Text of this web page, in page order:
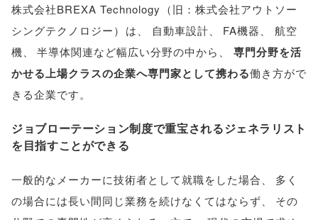
株式会社BREXA Technology （旧：株式会社アウトソー
シングテクノロジー） は 自動車設計 FA機器
航空
機
半導体関連など幅広い分野の中から
専門分野を活
かせる上場クラスの企業へ専門家として携わる働き方がで
きる企業です。
ジョブローテーション制度で重宝されるジェネラリスト
を目指すことができる
一般的なメーカーに技術者として就職をした場合
多く
の場合には長い間同じ業務を続けなくてはならず
その